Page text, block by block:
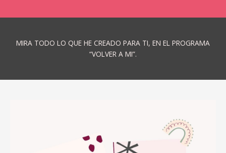
MIRA TODO LO QUE HE CREADO PARA TI, EN EL PROGRAMA
“VOLVER A MI”.